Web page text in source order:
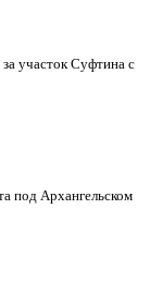
участок Суфтина с
под Архангельском